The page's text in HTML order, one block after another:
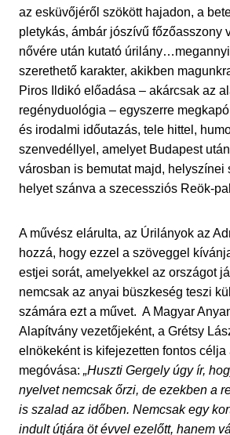
az esküvőjéről szökött hajadon, a
pletykás, ámbár jószívű főzőasszony
nővére után kutató
szerethető karakter, akikben
Piros Ildikó előadása – akárcsak az
regényduológia – egyszerre
és irodalmi időutazás, tele hittel,
szenvedéllyel, amelyet Budapest
városban is bemutat majd, helyszínei
helyet szánva a szecessziós Reök-
A művész elárulta, az Úrilányok az
hozzá, hogy ezzel a szöveggel
estjei sorát, amelyekkel az országot
nemcsak az anyai büszkeség teszi
számára ezt a művet. A Magyar
Alapítvány vezetőjeként, a Grétsy
elnökeként is kifejezetten fontos célja
megóvása: „Huszti Gergely úgy ír,
nyelvet nemcsak őrzi, de ezekben a
is szalad az időben. Nemcsak egy
indult útjára öt évvel ezelőtt, hanem